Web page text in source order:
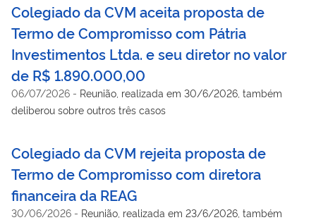
Colegiado da CVM aceita proposta de
Termo de Compromisso com Pátria
Investimentos Ltda. e seu diretor no valor
de R$ 1.890.000,00
06/07/2026 - Reunião, realizada em 30/6/2026, também
deliberou sobre outros três casos
Colegiado da CVM rejeita proposta de
Termo de Compromisso com diretora
financeira da REAG
30/06/2026 - Reunião, realizada em 23/6/2026, também